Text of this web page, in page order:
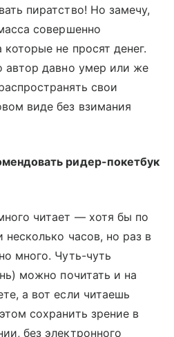
пиратство! Но замечу,
совершенно
не просят денег.
автор давно умер или же
свои
виде без взимания
ридер-покетбук
читает — хотя бы по
несколько часов, но раз в
много. Чуть-чуть
можно почитать и на
а вот если читаешь
сохранить зрение в
без электронного